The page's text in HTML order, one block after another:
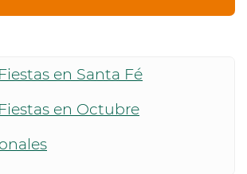
en Santa Fé
en Octubre